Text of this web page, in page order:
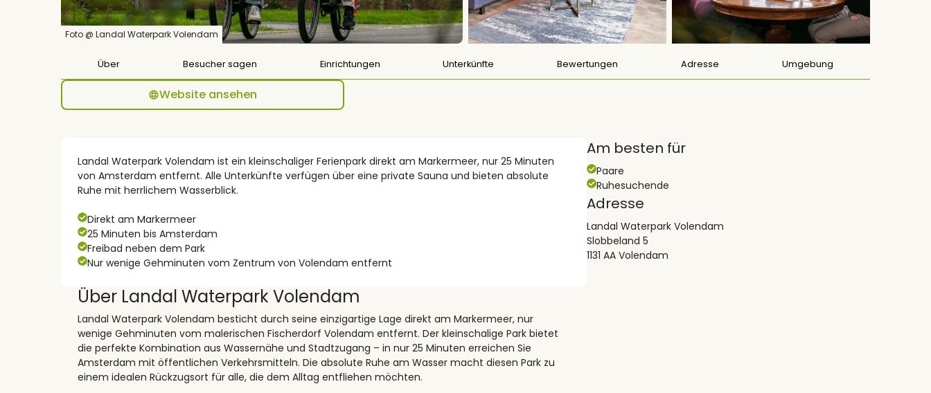
Foto @ Landal Waterpark Volendam
Über Besucher sagen Einrichtungen Unterkünfte Bewertungen Adresse Umgebung
Website ansehen
Landal Waterpark Volendam ist ein kleinschaliger Ferienpark direkt am Markermeer, nur 25 Minuten
von Amsterdam entfernt. Alle Unterkünfte verfügen über eine private Sauna und bieten absolute
Ruhe mit herrlichem Wasserblick.
Direkt am Markermeer
25 Minuten bis Amsterdam
Freibad neben dem Park
Nur wenige Gehminuten vom Zentrum von Volendam entfernt
Über Landal Waterpark Volendam
Landal Waterpark Volendam besticht durch seine einzigartige Lage direkt am Markermeer, nur
wenige Gehminuten vom malerischen Fischerdorf Volendam entfernt. Der kleinschalige Park bietet
die perfekte Kombination aus Wassernähe und Stadtzugang – in nur 25 Minuten erreichen Sie
Amsterdam mit öffentlichen Verkehrsmitteln. Die absolute Ruhe am Wasser macht diesen Park zu
einem idealen Rückzugsort für alle, die dem Alltag entfliehen möchten.
Am besten für
Paare
Ruhesuchende
Adresse
Landal Waterpark Volendam
Slobbeland 5
1131 AA Volendam